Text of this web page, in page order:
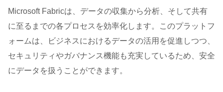
Microsoft Fabricは、データの収集から分析、そして共有
に至るまでの各プロセスを効率化します。このプラットフ
ォームは、ビジネスにおけるデータの活用を促進しつつ、
セキュリティやガバナンス機能も充実しているため、安全
にデータを扱うことができます。